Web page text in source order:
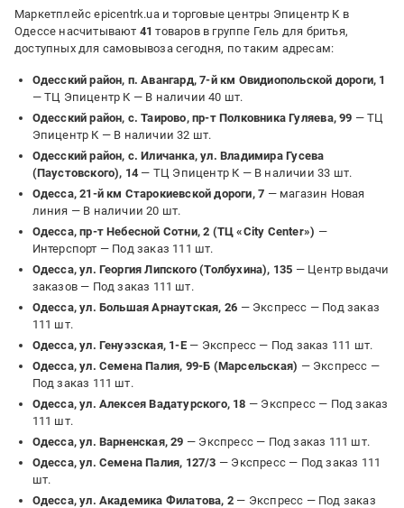
Маркетплейс epicentrk.ua и торговые центры Эпицентр К в
Одессе насчитывают 41 товаров в группе Гель для бритья,
доступных для самовывоза сегодня, по таким адресам:
Одесский район, п. Авангард, 7-й км Овидиопольской дороги, 1
— ТЦ Эпицентр К — В наличии 40 шт.
Одесский район, с. Таирово, пр-т Полковника Гуляева, 99 — ТЦ
Эпицентр К — В наличии 32 шт.
Одесский район, с. Иличанка, ул. Владимира Гусева
(Паустовского), 14 — ТЦ Эпицентр К — В наличии 33 шт.
Одесса, 21-й км Старокиевской дороги, 7 — магазин Новая
линия — В наличии 20 шт.
Одесса, пр-т Небесной Сотни, 2 (ТЦ «City Center») —
Интерспорт — Под заказ 111 шт.
Одесса, ул. Георгия Липского (Толбухина), 135 — Центр выдачи
заказов — Под заказ 111 шт.
Одесса, ул. Большая Арнаутская, 26 — Экспресс — Под заказ
111 шт.
Одесса, ул. Генуэзская, 1-Е— Экспресс — Под заказ 111 шт.
Одесса, ул. Семена Палия, 99-Б (Марсельская) — Экспресс —
Под заказ 111 шт.
Одесса, ул. Алексея Вадатурского, 18 — Экспресс — Под заказ
111 шт.
Одесса, ул. Варненская, 29 — Экспресс — Под заказ 111 шт.
Одесса, ул. Семена Палия, 127/3 — Экспресс — Под заказ 111
шт.
Одесса, ул. Академика Филатова, 2 — Экспресс — Под заказ